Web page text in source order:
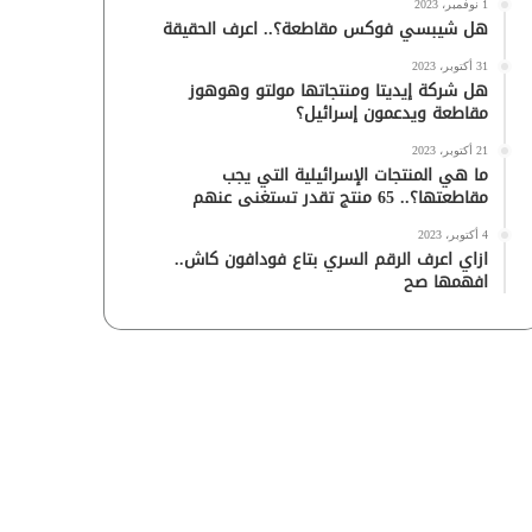
1 نوفمبر، 2023
هل شيبسي فوكس مقاطعة؟.. اعرف الحقيقة
31 أكتوبر، 2023
هل شركة إيديتا ومنتجاتها مولتو وهوهوز
مقاطعة ويدعمون إسرائيل؟
21 أكتوبر، 2023
ما هي المنتجات الإسرائيلية التي يجب
مقاطعتها؟.. 65 منتج تقدر تستغنى عنهم
4 أكتوبر، 2023
ازاي اعرف الرقم السري بتاع فودافون كاش..
افهمها صح